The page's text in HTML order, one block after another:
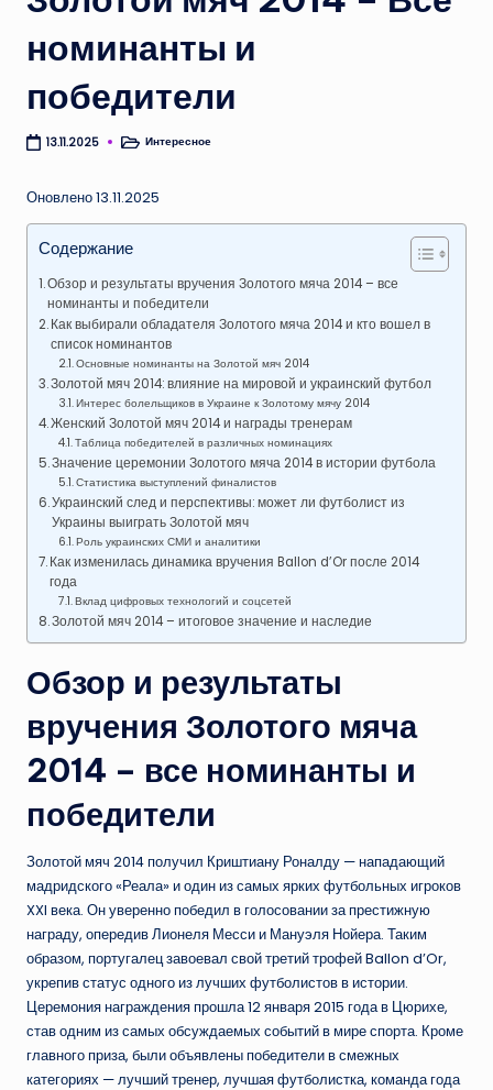
номинанты и
победители
13.11.2025
Опубликовано
Интересное
Оновлено 13.11.2025
Содержание
Обзор и результаты вручения Золотого мяча 2014 – все
номинанты и победители
Как выбирали обладателя Золотого мяча 2014 и кто вошел в
список номинантов
Основные номинанты на Золотой мяч 2014
Золотой мяч 2014: влияние на мировой и украинский футбол
Интерес болельщиков в Украине к Золотому мячу 2014
Женский Золотой мяч 2014 и награды тренерам
Таблица победителей в различных номинациях
Значение церемонии Золотого мяча 2014 в истории футбола
Статистика выступлений финалистов
Украинский след и перспективы: может ли футболист из
Украины выиграть Золотой мяч
Роль украинских СМИ и аналитики
Как изменилась динамика вручения Ballon d’Or после 2014
года
Вклад цифровых технологий и соцсетей
Золотой мяч 2014 – итоговое значение и наследие
Обзор и результаты
вручения Золотого мяча
2014 – все номинанты и
победители
Золотой мяч 2014 получил Криштиану Роналду — нападающий
мадридского «Реала» и один из самых ярких футбольных игроков
XXI века. Он уверенно победил в голосовании за престижную
награду, опередив Лионеля Месси и Мануэля Нойера. Таким
образом, португалец завоевал свой третий трофей Ballon d’Or,
укрепив статус одного из лучших футболистов в истории.
Церемония награждения прошла 12 января 2015 года в Цюрихе,
став одним из самых обсуждаемых событий в мире спорта. Кроме
главного приза, были объявлены победители в смежных
категориях — лучший тренер, лучшая футболистка, команда года